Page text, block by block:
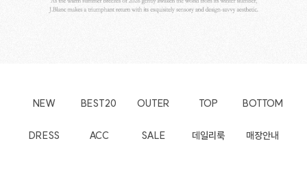
NEW BEST20 OUTER TOP BOTTOM
DRESS ACC SALE 데일리룩 매장안내